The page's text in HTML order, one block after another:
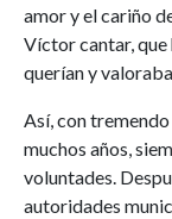
amor y el cariño
Víctor cantar, que
querían y
Así, con
muchos años,
voluntades.
autoridades